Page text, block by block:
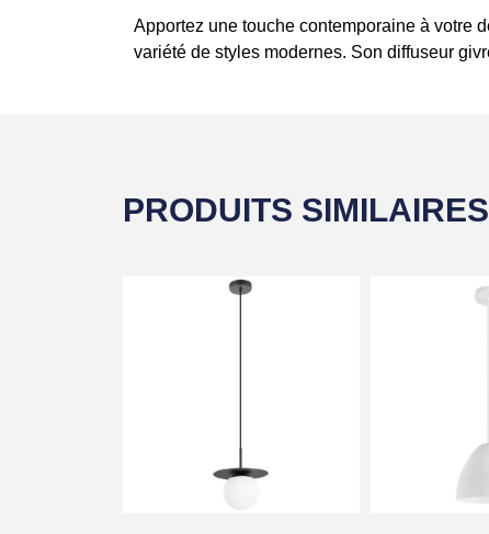
Apportez une touche contemporaine à votre
variété de styles modernes. Son diffuseur
PRODUITS SIMILAIRES